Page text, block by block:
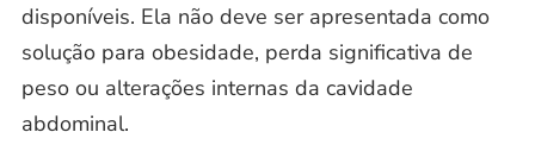
disponíveis. Ela não deve ser apresentada como
solução para obesidade, perda significativa de
peso ou alterações internas da cavidade
abdominal.